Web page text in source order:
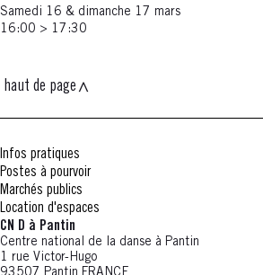
Samedi 16 & dimanche 17 mars
16:00 > 17:30
haut de page
Infos pratiques
Postes à pourvoir
Marchés publics
Location d'espaces
CN D à Pantin
Centre national de la danse à Pantin
1 rue Victor-Hugo